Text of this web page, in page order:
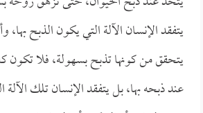
يتفقد الإنسان الآلة التي يكون الذبح
يتحقق من كونها تذبح بسهولة، فلا تكون
عند ذبحه بها، بل يتفقد الإنسان تلك الآلة